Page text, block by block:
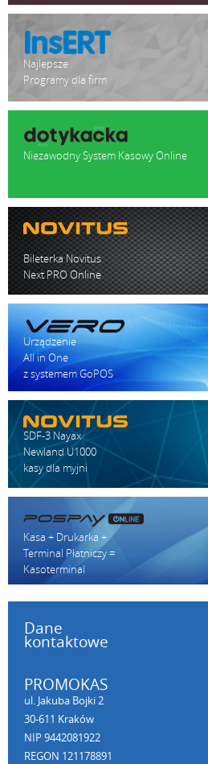
Najlepsze
Programy dla firm
Niezawodny System Kasowy Online
Bileterka Novitus
Next PRO Online
Urządzenie
All in One
z systemem GoPOS
SDF-3 Nayax
Newland U1000
kasy dla myjni
Kasa + Drukarka +
Terminal Płatniczy =
Kasoterminal
Dane
kontaktowe
PROMOKAS
ul. Jakuba Bojki 2
30-611 Kraków
NIP 9442081922
REGON 121178891